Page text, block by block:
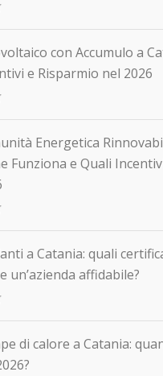
con Accumulo a
e Risparmio nel 2026
Energetica
Funziona e Quali
a Catania: quali
un’azienda affidabile?
di calore a Catania: